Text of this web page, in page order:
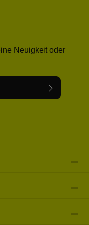
Neuigkeit oder